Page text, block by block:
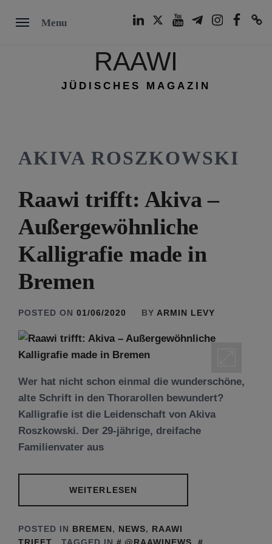
Menu
RAAWI
JÜDISCHES MAGAZIN
AKIVA ROSZKOWSKI
Raawi trifft: Akiva –
Außergewöhnliche
Kalligrafie made in
Bremen
POSTED ON 01/06/2020 BY ARMIN LEVY
Wer hat nicht schon einmal die wunderschöne,
alte Schrift in den Thorarollen bewundert?
Kalligrafie ist die Leidenschaft von Akiva
Roszkowski. Der 29-jährige, dreifache
Familienvater aus
WEITERLESEN
POSTED IN BREMEN, NEWS, RAAWI
TRIFFT
TAGGED IN @RAAWINEWS,